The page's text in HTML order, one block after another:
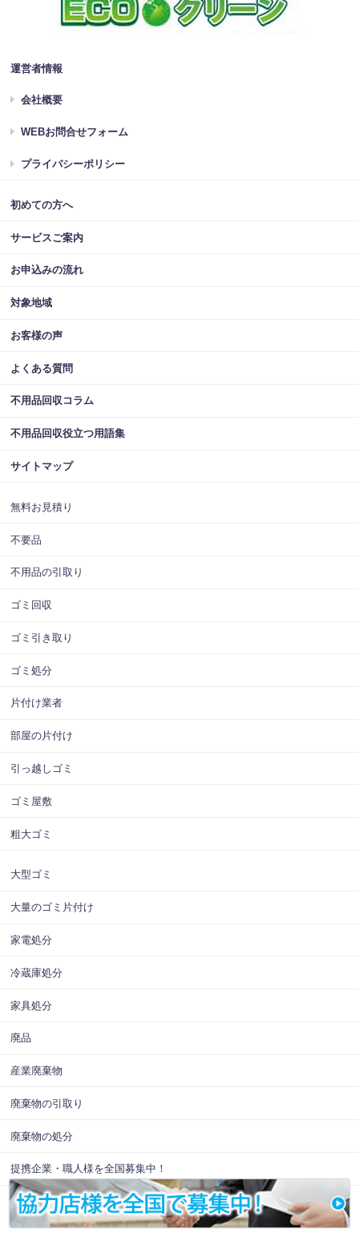
運営者情報
会社概要
WEBお問合せフォーム
プライバシーポリシー
初めての方へ
サービスご案内
お申込みの流れ
対象地域
お客様の声
よくある質問
不用品回収コラム
不用品回収役立つ用語集
サイトマップ
無料お見積り
不要品
不用品の引取り
ゴミ回収
ゴミ引き取り
ゴミ処分
片付け業者
部屋の片付け
引っ越しゴミ
ゴミ屋敷
粗大ゴミ
大型ゴミ
大量のゴミ片付け
家電処分
冷蔵庫処分
家具処分
廃品
産業廃棄物
廃棄物の引取り
廃棄物の処分
提携企業・職人様を全国募集中！